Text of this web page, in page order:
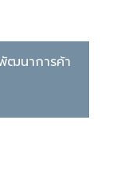
ฒนาการค้า